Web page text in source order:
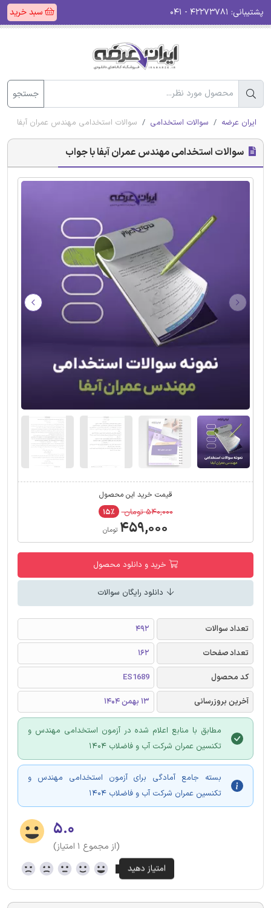
پشتیبانی: سبد خرید
جستجو
ایران عرضه سوالات استخدامی سوالات استخدامی مهندس عمران آبفا با
سوالات استخدامی مهندس عمران آبفا با جواب
قیمت خرید این محصول
۵۴۰,۰۰۰ تومان ۱۵٪
۴۵۹,۰۰۰ تومان
خرید و دانلود محصول
دانلود رایگان سوالات
تعداد سوالات
492
تعداد صفحات
162
کد محصول
ES1689
آخرین بروزرسانی
13 بهمن 1404
مطابق با منابع اعلام شده در آزمون استخدامی مهندس و
تکنسین عمران شرکت آب و فاضلاب 1404
بسته جامع آمادگی برای آزمون استخدامی مهندس و
تکنسین عمران شرکت آب و فاضلاب 1404
۵.۰
(از مجموع ۱ امتیاز)